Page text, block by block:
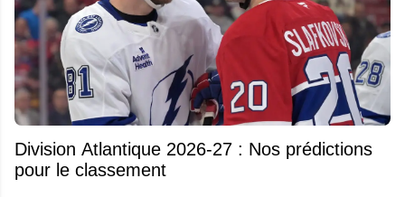
Division Atlantique 2026-27 : Nos prédictions
pour le classement